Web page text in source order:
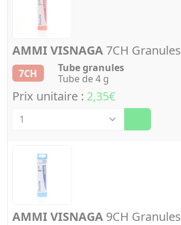
AMMI VISNAGA 7CH Granules
7CH
Tube granules
Tube de 4 g
Prix unitaire : 2,35€
AMMI VISNAGA 9CH Granules